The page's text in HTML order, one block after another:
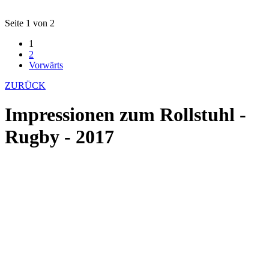
Seite 1 von 2
1
2
Vorwärts
ZURÜCK
Impressionen zum Rollstuhl -
Rugby - 2017